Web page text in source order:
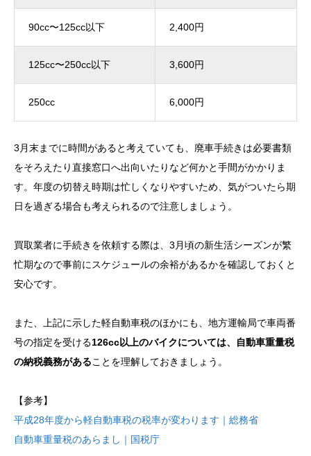
90cc〜125cc以下 2,400円
125cc〜250cc以下 3,600円
250cc 6,000円
3月末までに時間があると考えていても、廃車手続きは必要書類
をそろえたり直接窓口へ出向いたりなど何かと手間がかかりま
す。年度の切替え時期は忙しくなりやすいため、気がついたら期
日を過ぎる場合も考えられるので注意しましょう。
買取業者に手続きを依頼する際は、3月頃の新生活シーズンが繁
忙期なので事前にスケジュールの余裕があるかを確認しておくと
安心です。
また、上記に示した軽自動車税のほかにも、地方運輸局で車両番
号の指定を受ける126cc以上のバイクについては、自動車重量税
の納税義務があることを理解しておきましょう。
【参考】
平成28年度から軽自動車税の税率が変わります｜総務省
自動車重量税のあらまし｜国税庁